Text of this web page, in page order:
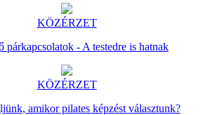
KÖZÉRZET
párkapcsolatok - A testedre is hatnak
KÖZÉRZET
amikor pilates képzést választunk?